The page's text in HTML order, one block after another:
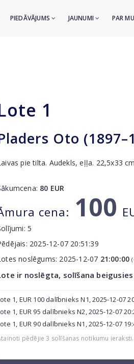
PIEDĀVĀJUMS JAUNUMI PAR
1
Oto
pie tilta. Audekls, eļļa. 22,5x33 cm
80 EUR
cena: 100
5
2025-12-07 20:51:39
noslēgums: 2025-12-07 21:00:00
ir noslēgta, solīšana beigusies
1, EUR 100 dalībnieks N1, 2025-12-07
1, EUR 95 dalībnieks N2, 2025-12-07
1, EUR 90 dalībnieks N1, 2025-12-07
pēdējie 3 solīšanas notikumu ieraksti.